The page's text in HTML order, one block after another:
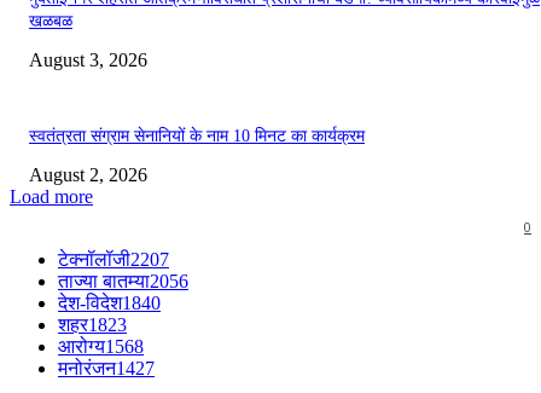
खळबळ
August 3, 2026
स्वतंत्रता संग्राम सेनानियों के नाम 10 मिनट का कार्यक्रम
August 2, 2026
Load more
0
टेक्नॉलॉजी2207
ताज्या बातम्या2056
देश-विदेश1840
शहर1823
आरोग्य1568
मनोरंजन1427